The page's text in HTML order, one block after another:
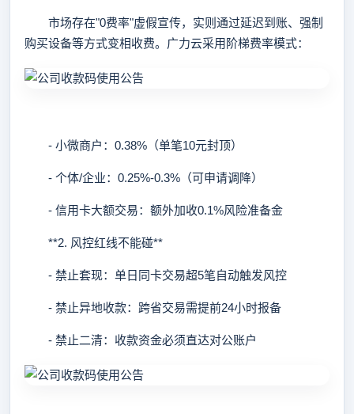
市场存在"0费率"虚假宣传，实则通过延迟到账、强制
购买设备等方式变相收费。广力云采用阶梯费率模式：
- 小微商户：0.38%（单笔10元封顶）
- 个体/企业：0.25%-0.3%（可申请调降）
- 信用卡大额交易：额外加收0.1%风险准备金
**2. 风控红线不能碰**
- 禁止套现：单日同卡交易超5笔自动触发风控
- 禁止异地收款：跨省交易需提前24小时报备
- 禁止二清：收款资金必须直达对公账户